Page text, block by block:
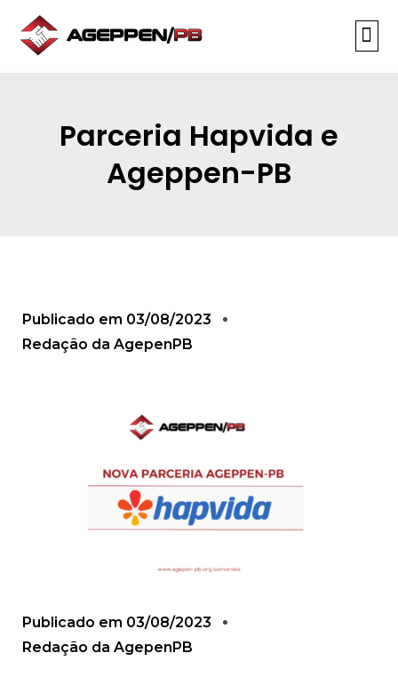
Parceria Hapvida e
Ageppen-PB
Publicado em 03/08/2023
Redação da AgepenPB
Publicado em 03/08/2023
Redação da AgepenPB